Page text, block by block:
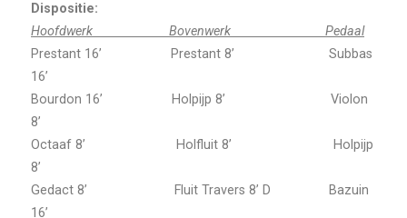
Dispositie:
Hoofdwerk Bovenwerk Pedaal
Prestant 16’ Prestant 8’ Subbas
16’
Bourdon 16’ Holpijp 8’ Violon
8’
Octaaf 8’ Holfluit 8’ Holpijp
8’
Gedact 8’ Fluit Travers 8’ D Bazuin
16’